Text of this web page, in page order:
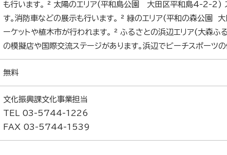
も行います。 ² 太陽のエリア(平和島公園 大田区平和島4-2-2) ス
す。消防車などの展示も行います。 ² 緑のエリア(平和の森公園
ーケットや植木市が行われます。 ² ふるさとの浜辺エリア(大
の模擬店や国際交流ステージがあります。浜辺でビーチスポーツの
無料
文化振興課文化事業担当
TEL 03-5744-1226
FAX 03-5744-1539